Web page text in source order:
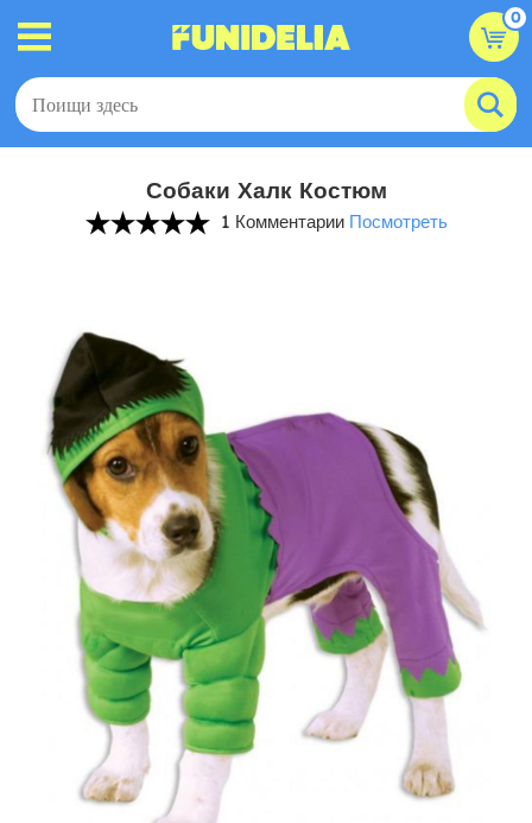
0
Собаки Халк Костюм
1 Комментарии Посмотреть